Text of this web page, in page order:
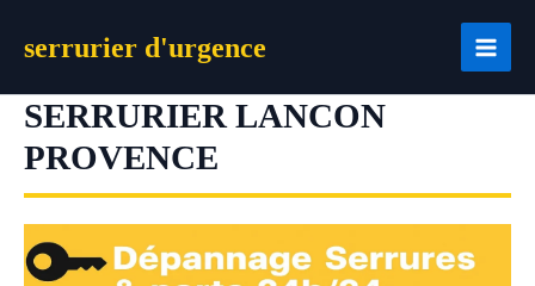
serrurier d'urgence
SERRURIER LANCON
PROVENCE